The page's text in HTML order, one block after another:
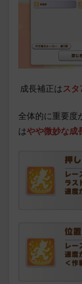
成長補正はス
全体的に重要度
はやや微妙な成